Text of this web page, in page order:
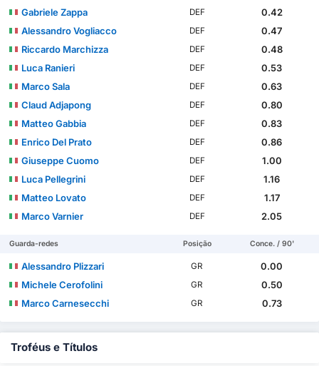
Gabriele Zappa
DEF
0.42
Alessandro Vogliacco
DEF
0.47
Riccardo Marchizza
DEF
0.48
Luca Ranieri
DEF
0.53
Marco Sala
DEF
0.63
Claud Adjapong
DEF
0.80
Matteo Gabbia
DEF
0.83
Enrico Del Prato
DEF
0.86
Giuseppe Cuomo
DEF
1.00
Luca Pellegrini
DEF
1.16
Matteo Lovato
DEF
1.17
Marco Varnier
DEF 2.05
Guarda-redes Posição Conce. / 90'
Alessandro Plizzari GR
0.00
Michele Cerofolini
GR
0.50
Marco Carnesecchi
GR 0.73
Troféus e Títulos